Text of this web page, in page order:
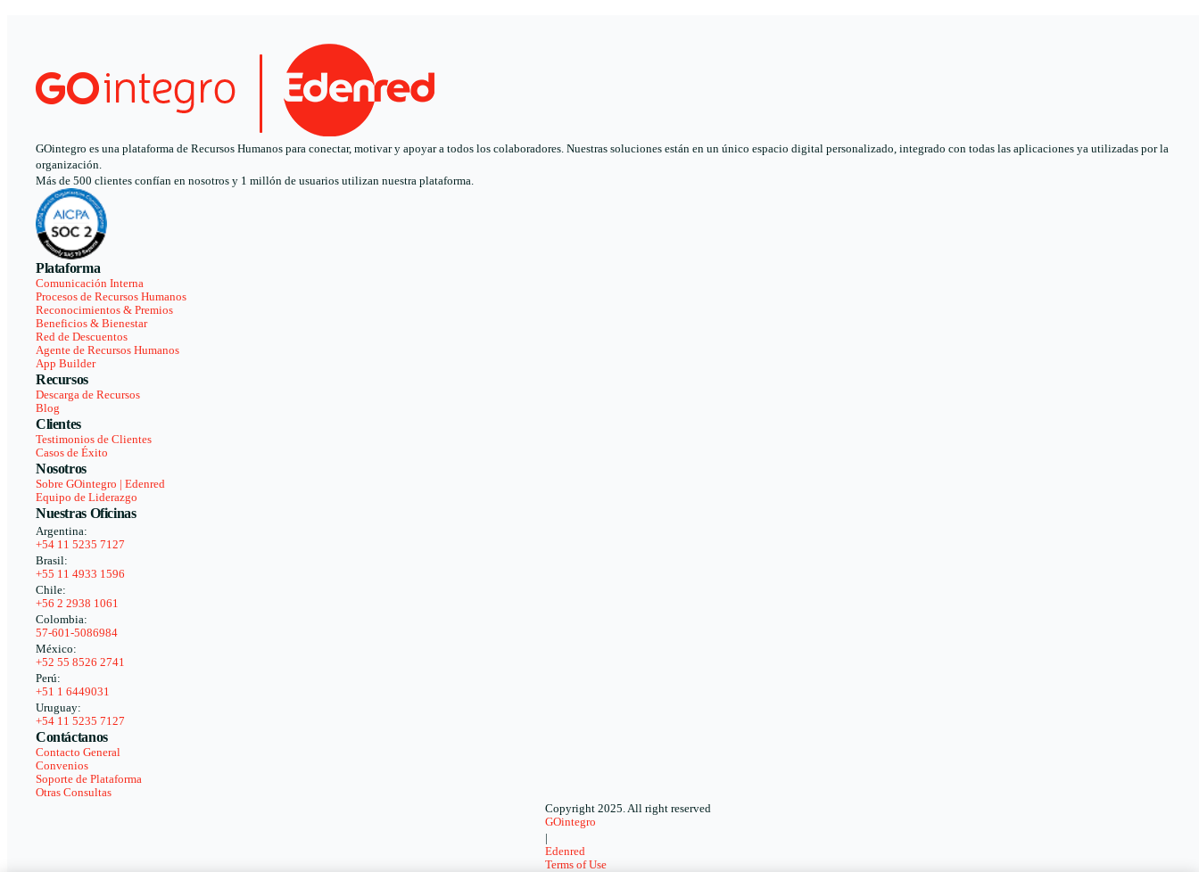
GOintegro es una plataforma de Recursos Humanos para conectar, motivar y apoyar a todos los colaboradores. Nuestras soluciones están en un único espacio digital personalizado, integrado con todas las aplicaciones ya utilizadas por la
organización.
Más de 500 clientes confían en nosotros y 1 millón de usuarios utilizan nuestra plataforma.
Plataforma
Comunicación Interna
Procesos de Recursos Humanos
Reconocimientos & Premios
Beneficios & Bienestar
Red de Descuentos
Agente de Recursos Humanos
App Builder
Recursos
Descarga de Recursos
Blog
Clientes
Testimonios de Clientes
Casos de Éxito
Nosotros
Sobre GOintegro | Edenred
Equipo de Liderazgo
Nuestras Oficinas
Argentina:
+54 11 5235 7127
Brasil:
+55 11 4933 1596
Chile:
+56 2 2938 1061
Colombia:
57-601-5086984
México:
+52 55 8526 2741
Perú:
+51 1 6449031
Uruguay:
+54 11 5235 7127
Contáctanos
Contacto General
Convenios
Soporte de Plataforma
Otras Consultas
Copyright 2025. All right reserved
GOintegro
|
Edenred
Terms of Use